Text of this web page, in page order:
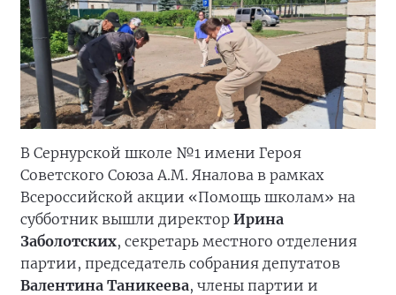
В Сернурской школе №1 имени Героя
Советского Союза А.М. Яналова в рамках
Всероссийской акции «Помощь школам» на
субботник вышли директор Ирина
Заболотских, секретарь местного отделения
партии, председатель собрания депутатов
Валентина Таникеева, члены партии и